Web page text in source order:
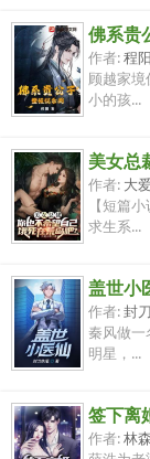
佛系贵
作者:程阳
顾越家
小的孩...
美女总
作者: 大
【短篇
求生系...
盖世小
作者:封
秦风做一
明星，...
签下离
作者:林